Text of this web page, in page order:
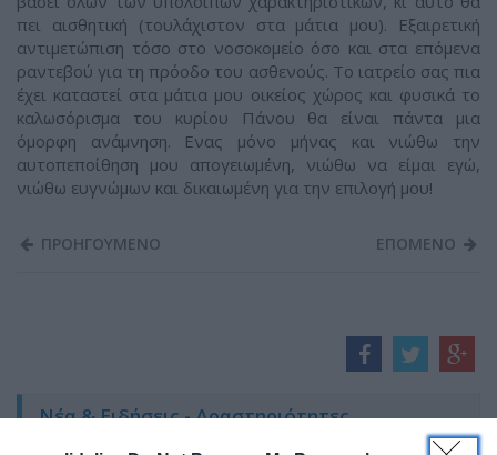
πει αισθητική (τουλάχιστον στα μάτια μου). Εξαιρετική
αντιμετώπιση τόσο στο νοσοκομείο όσο και στα επόμενα
ραντεβού για τη πρόοδο του ασθενούς. Το ιατρείο σας πια
έχει καταστεί στα μάτια μου οικείος χώρος και φυσικά το
καλωσόρισμα του κυρίου Πάνου θα είναι πάντα μια
όμορφη ανάμνηση. Ενας μόνο μήνας και νιώθω την
αυτοπεποίθηση μου απογειωμένη, νιώθω να είμαι εγώ,
νιώθω ευγνώμων και δικαιωμένη για την επιλογή μου!
ΠΡΟΗΓΟΥΜΕΝΟ ΕΠΟΜΕΝΟ
Νέα & Ειδήσεις - Δραστηριότητες